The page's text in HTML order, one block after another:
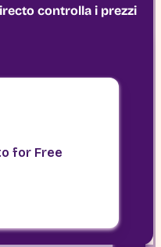
controlla i prezzi
for Free
controlla i